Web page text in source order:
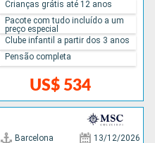
US$ 534
Crianças grátis até 12 anos
Pacote com tudo incluído a um
preço especial
Clube infantil a partir dos 3 anos
Pensão completa
Barcelona 13/12/2026